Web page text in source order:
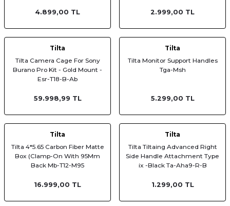
4.899,00 TL 2.999,00 TL
Tilta
Tilta Camera Cage For Sony
Burano Pro Kit - Gold Mount -
Esr-T18-B-Ab
59.998,99 TL
Tilta
Tilta Monitor Support Handles
Tga-Msh
5.299,00 TL
Tilta
Tilta 4*5.65 Carbon Fiber Matte
Box (Clamp-On With 95Mm
Back Mb-T12-M95
16.999,00 TL
Tilta
Tilta Tiltaing Advanced Right
Side Handle Attachment Type
ix -Black Ta-Aha9-R-B
1.299,00 TL